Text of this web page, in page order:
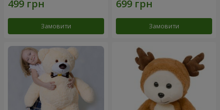
Замовити Замовити